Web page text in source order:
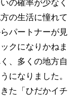
の確率が少なく
の生活に憧れて
パートナーが見
クになりかねま
、多くの地方自
になりました。
た「ひだかイチ